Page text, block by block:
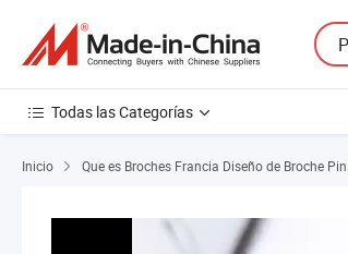
Todas las Categorías
Inicio Que es Broches Francia Diseño de Broche